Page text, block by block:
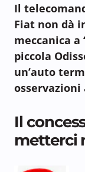
Il
Fiat non dà
meccanica a
piccola
un’auto
osservazioni
Il
metterci